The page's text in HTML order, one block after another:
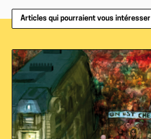
Articles qui pourraient vous intéresser